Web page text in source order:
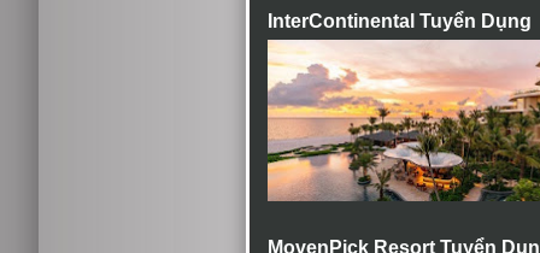
InterContinental Tuyển Dụng
MovenPick Resort Tuyển